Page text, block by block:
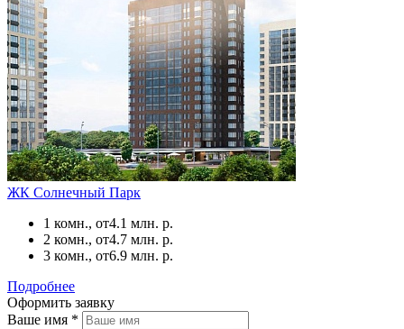
ЖК Солнечный Парк
1 комн., от4.1 млн. р.
2 комн., от4.7 млн. р.
3 комн., от6.9 млн. р.
Подробнее
Оформить заявку
Ваше имя *